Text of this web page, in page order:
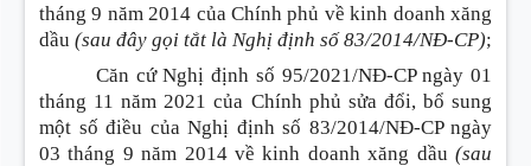
tháng 9 năm 2014 của Chính phủ về kinh doanh xăng
dầu (sau đây gọi tắt là Nghị định số 83/2014/NĐ-CP);
Căn cứ Nghị định số 95/2021/NĐ-CP ngày 01
tháng 11 năm 2021 của Chính phủ sửa đổi, bổ sung
một số điều của Nghị định số 83/2014/NĐ-CP ngày
03 tháng 9 năm 2014 về kinh doanh xăng dầu (sau